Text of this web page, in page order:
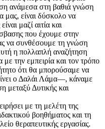
ανάμεσα στη βαθιά γνώση
μας, είναι δύσκολο να
μαζί αιτία και
που έχουμε στην
να συνθέσουμε τη γνώση
η πολλαπλή αναζήτηση
την εμπειρία και τον τρόπο
ότι θα μπορούσαμε να
ο Δαλάι Λάμα—, κάναμε
μεταξύ Δυτικής και
με τη μελέτη της
βοηθήματος και τη
θεραπευτικής εργασίας.